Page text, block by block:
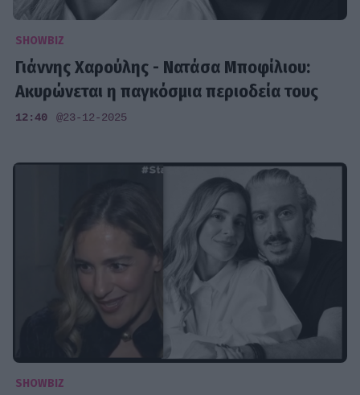
SHOWBIZ
Γιάννης Χαρούλης - Νατάσα Μποφίλιου:
Ακυρώνεται η παγκόσμια περιοδεία τους
12:40 @23-12-2025
SHOWBIZ